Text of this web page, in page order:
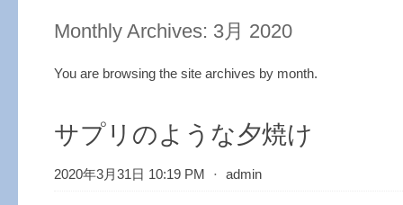
Monthly Archives: 3月 2020
You are browsing the site archives by month.
サプリのような夕焼け
2020年3月31日 10:19 PM ⋅ admin